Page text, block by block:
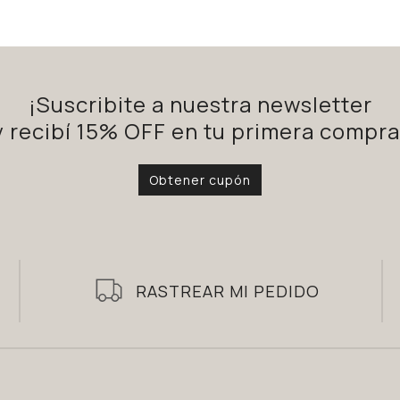
¡Suscribite a nuestra newsletter
recibí 15% OFF en tu primera
Obtener cupón
RASTREAR MI PEDIDO